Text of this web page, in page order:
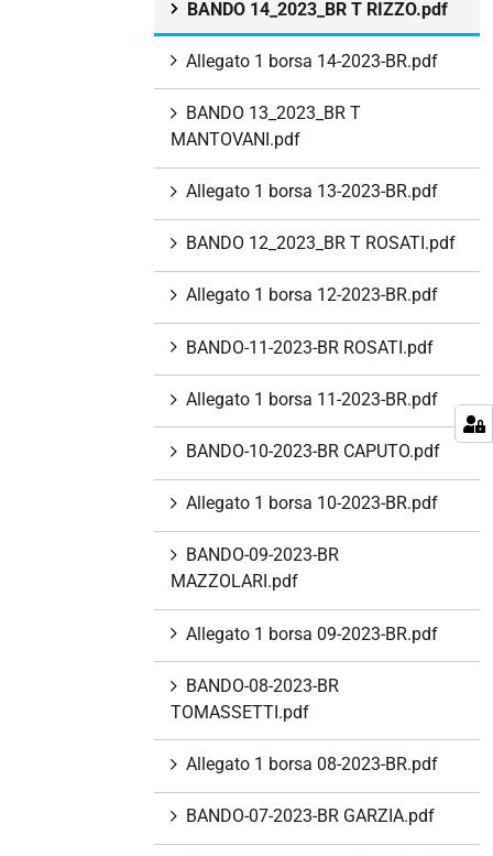
BANDO 14_2023_BR T RIZZO.pdf
Allegato 1 borsa 14-2023-BR.pdf
BANDO 13_2023_BR T
MANTOVANI.pdf
Allegato 1 borsa 13-2023-BR.pdf
BANDO 12_2023_BR T ROSATI.pdf
Allegato 1 borsa 12-2023-BR.pdf
BANDO-11-2023-BR ROSATI.pdf
Allegato 1 borsa 11-2023-BR.pdf
BANDO-10-2023-BR CAPUTO.pdf
Allegato 1 borsa 10-2023-BR.pdf
BANDO-09-2023-BR
MAZZOLARI.pdf
Allegato 1 borsa 09-2023-BR.pdf
BANDO-08-2023-BR
TOMASSETTI.pdf
Allegato 1 borsa 08-2023-BR.pdf
BANDO-07-2023-BR GARZIA.pdf